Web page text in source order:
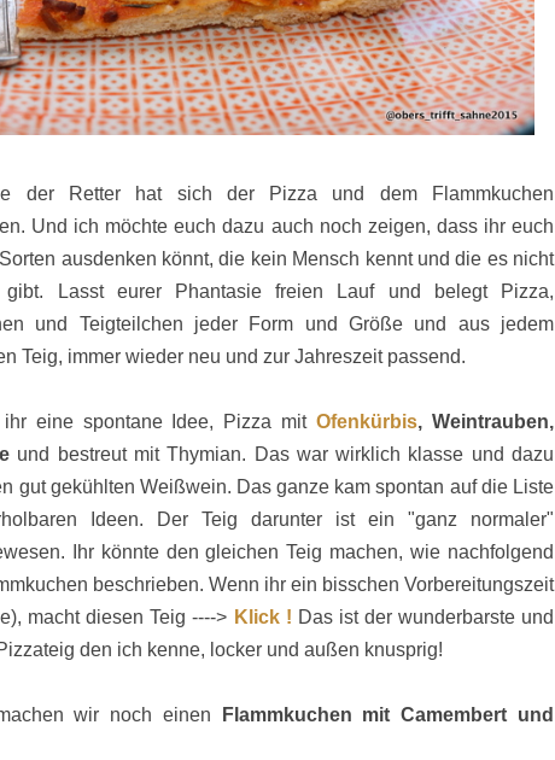
der Retter hat sich der Pizza und dem Flammkuchen
Und ich möchte euch dazu auch noch zeigen, dass ihr euch
ausdenken könnt, die kein Mensch kennt und die es nicht
Lasst eurer Phantasie freien Lauf und belegt Pizza,
und Teigteilchen jeder Form und Größe und aus jedem
Teig, immer wieder neu und zur Jahreszeit passend.
ihr eine spontane Idee, Pizza mitOfenkürbis, Weintrauben,
und bestreut mit Thymian. Das war wirklich klasse und dazu
gut gekühlten Weißwein. Das ganze kam spontan auf die Liste
Ideen. Der Teig darunter ist ein "ganz normaler"
Ihr könnte den gleichen Teig machen, wie nachfolgend
beschrieben. Wenn ihr ein bisschen Vorbereitungszeit
macht diesen Teig ----> Klick ! Dasist der wunderbarste und
den ich kenne, locker und außen knusprig!
wir noch einen
Flammkuchen mit Camembert und